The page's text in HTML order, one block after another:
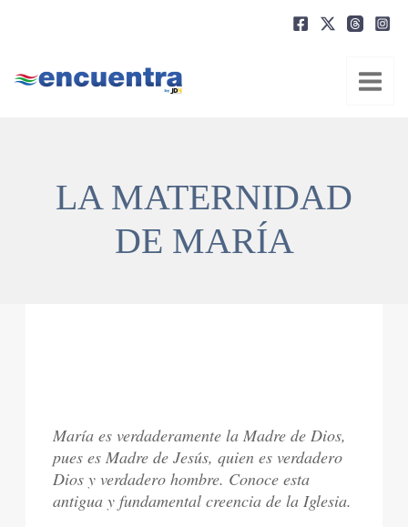
LA MATERNIDAD
DE MARÍA
María es verdaderamente la Madre de Dios,
pues es Madre de Jesús, quien es verdadero
Dios y verdadero hombre. Conoce esta
antigua y fundamental creencia de la Iglesia.